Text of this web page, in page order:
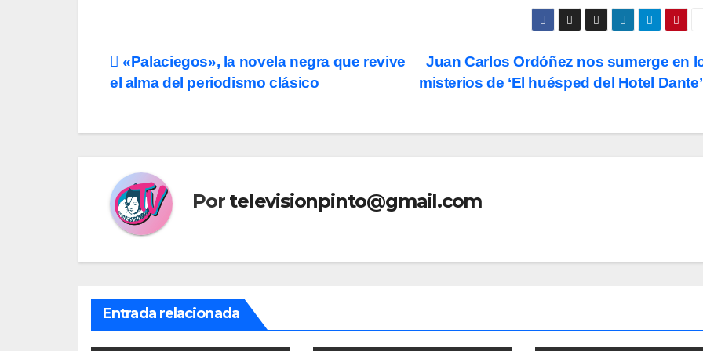
Navegación
entradas
Juan Carlos Ordóñez nos sumerge en
misterios de ‘El huésped del Hotel
«Palaciegos», la novela negra que revive
el alma del periodismo clásico
Por televisionpinto@gmail.com
Entrada relacionada